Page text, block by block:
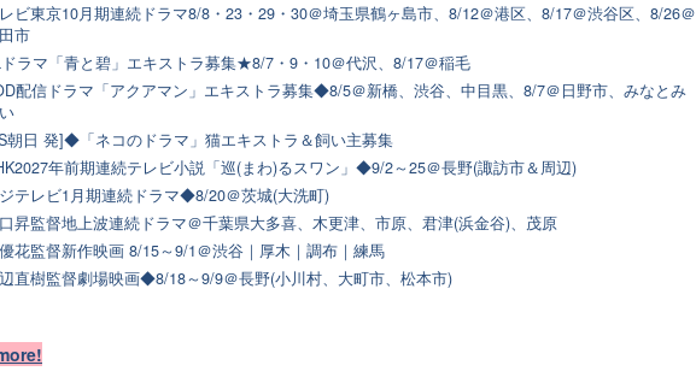
ビ東京10月期連続ドラマ8/8・23・29・30＠埼玉県鶴ヶ島市、8/12＠港区、8/17＠渋谷区、8/26＠
市
ドラマ「青と碧」エキストラ募集★8/7・9・10＠代沢、8/17＠稲毛
配信ドラマ「アクアマン」エキストラ募集◆8/5＠新橋、渋谷、中目黒、8/7＠日野市、みなとみ
朝日 発]◆「ネコのドラマ」猫エキストラ＆飼い主募集
年前期連続テレビ小説「巡(まわ)るスワン」◆9/2～25＠長野(諏訪市＆周辺)
テレビ1月期連続ドラマ◆8/20＠茨城(大洗町)
昇監督地上波連続ドラマ＠千葉県大多喜、木更津、市原、君津(浜金谷)、茂原
花監督新作映画 8/15～9/1＠渋谷｜厚木｜調布｜練馬
直樹監督劇場映画◆8/18～9/9＠長野(小川村、大町市、松本市)